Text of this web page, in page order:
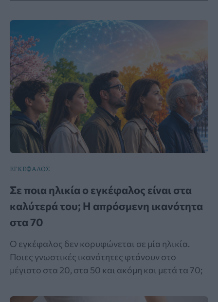
ΕΓΚΕΦΑΛΟΣ
Σε ποια ηλικία ο εγκέφαλος είναι στα
καλύτερά του; Η απρόσμενη ικανότητα
στα 70
Ο εγκέφαλος δεν κορυφώνεται σε μία ηλικία.
Ποιες γνωστικές ικανότητες φτάνουν στο
μέγιστο στα 20, στα 50 και ακόμη και μετά τα 70;